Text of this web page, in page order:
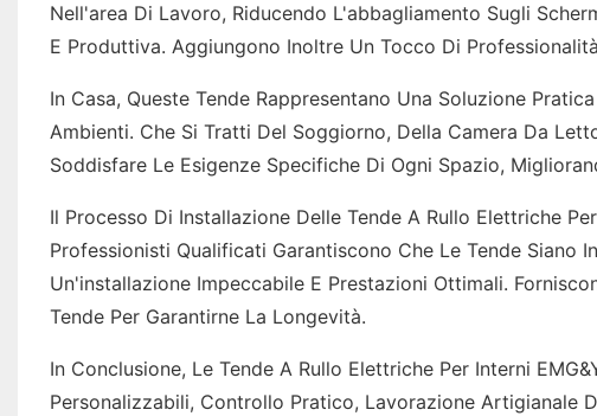
Nell'area Di Lavoro, Riducendo L'abbagliamento Sugli
E Produttiva. Aggiungono Inoltre Un Tocco Di
In Casa, Queste Tende Rappresentano Una Soluzione
Ambienti. Che Si Tratti Del Soggiorno, Della Camera Da
Soddisfare Le Esigenze Specifiche Di Ogni Spazio,
Il Processo Di Installazione Delle Tende A Rullo Elettriche
Professionisti Qualificati Garantiscono Che Le Tende Siano
Un'installazione Impeccabile E Prestazioni Ottimali.
Tende Per Garantirne La Longevità.
In Conclusione, Le Tende A Rullo Elettriche Per Interni
Personalizzabili, Controllo Pratico, Lavorazione Artigianale